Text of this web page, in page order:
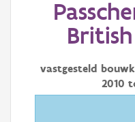
Erfgoedobject
Aanduidingsobject
Waarnemingvastgesteld
2010